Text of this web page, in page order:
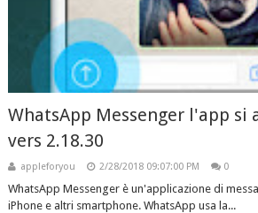
WhatsApp Messenger l'app si
vers 2.18.30
appleforyou 2/28/2018 09:07:00 PM 0
WhatsApp Messenger è un'applicazione di
iPhone e altri smartphone. WhatsApp usa la...